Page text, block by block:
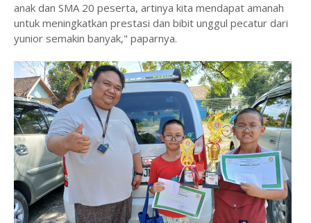
anak dan SMA 20 peserta, artinya kita mendapat amanah
untuk meningkatkan prestasi dan bibit unggul pecatur dari
yunior semakin banyak," paparnya.